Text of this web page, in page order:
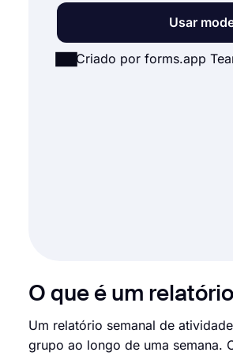
Usar
Criado por forms.app
O que é um
Um relatório semanal de
grupo ao longo de uma semana.